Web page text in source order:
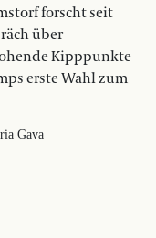
forscht seit
über
Kipppunkte
erste Wahl zum
Gava